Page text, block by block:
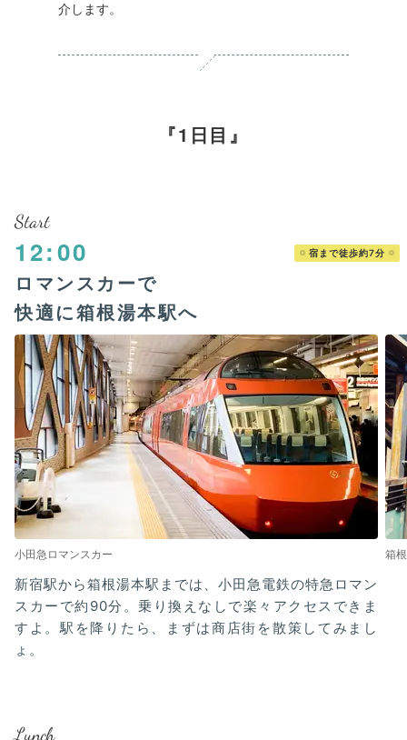
介します。
1日目
Start
12:00 宿まで徒歩約7分
ロマンスカーで
快適に箱根湯本駅へ
小田急ロマンスカー 箱
新宿駅から箱根湯本駅までは、小田急電鉄の特急ロマン
スカーで約90分。乗り換えなしで楽々アクセスできま
すよ。駅を降りたら、まずは商店街を散策してみまし
ょ。
Lunch